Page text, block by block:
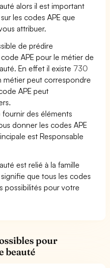
alors il est important
les codes APE que
attribuer.
de prédire
APE pour le métier de
En effet il existe 730
métier peut correspondre
APE peut
des éléments
donner les codes APE
est Responsable
est relié à la famille
que tous les codes
possibilités pour votre
pour
beauté